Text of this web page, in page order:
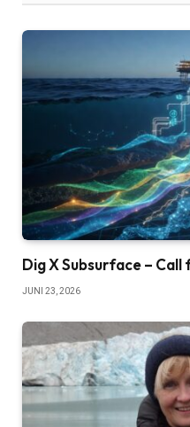
Dig X Subsurface –
JUNI 23, 2026